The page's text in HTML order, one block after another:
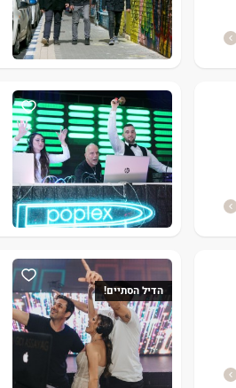
הדיל הסתיים!